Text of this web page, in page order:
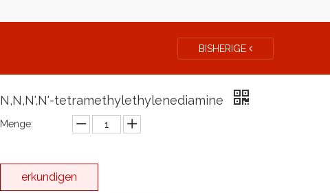
BISHERIGE
N,N,N',N'-tetramethylethylenediamine
Menge:
erkundigen